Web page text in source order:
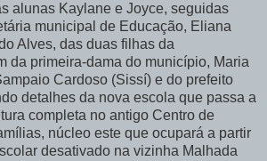
alunas Kaylane e Joyce, seguidas
municipal de Educação, Eliana
Alves, das duas filhas da
da primeira-dama do município, Maria
Cardoso (Sissí) e do prefeito
detalhes da nova escola que passa a
completa no antigo Centro de
núcleo este que ocupará a partir
desativado na vizinha Malhada